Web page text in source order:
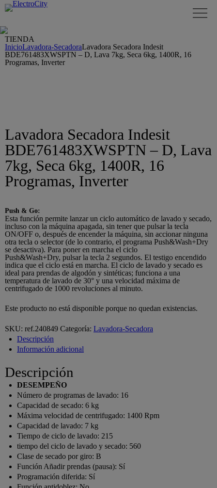
TIENDA
InicioLavadora-SecadoraLavadora Secadora Indesit
BDE761483XWSPTN – D, Lava 7kg, Seca 6kg, 1400R, 16
Programas, Inverter
Lavadora Secadora Indesit
BDE761483XWSPTN – D, Lava
7kg, Seca 6kg, 1400R, 16
Programas, Inverter
Push & Go:
Esta función permite lanzar un ciclo automático de lavado y secado,
incluso con la máquina apagada, sin tener que pulsar la tecla
ON/OFF o, después de encender la máquina, sin accionar ninguna
otra tecla o selector (de lo contrario, el programa Push&Wash+Dry
se desactiva). Para poner en marcha el ciclo
Push&Wash+Dry, pulsar la tecla 2 segundos. El testigo encendido
indica que el ciclo está en marcha. El ciclo de lavado y secado es
ideal para prendas de algodón y sintéticas; funciona a una
temperatura de lavado de 30° y una velocidad máxima de
centrifugado de 1000 revoluciones al minuto.
Este producto no está disponible porque no quedan existencias.
SKU: ref.240849 Categoría: Lavadora-Secadora
Descripción
Información adicional
Descripción
DESEMPEÑO
Número de programas de lavado: 16
Capacidad de secado: 6 kg
Máxima velocidad de centrifugado: 1400 Rpm
Capacidad de lavado: 7 kg
Tiempo de ciclo de lavado: 215
tiempo del ciclo de lavado y secado: 560
Clase de secado por giro: B
Función Añadir prendas (pausa): Sí
Programación diferida: Sí